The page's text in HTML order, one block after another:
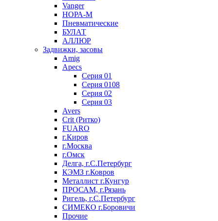
Vanger
НОРА-М
Пневматические
БУЛАТ
АЛЛЮР
Задвижки, засовы
Amig
Apecs
Серия 01
Серия 0108
Серия 02
Серия 03
Avers
Crit (Ритко)
FUARO
г.Киров
г.Москва
г.Омск
Делга, г.С.Петербург
КЭМЗ г.Ковров
Металлист г.Кунгур
ПРОСАМ, г.Рязань
Ригель, г.С.Петербург
СИМЕКО г.Боровичи
Прочие